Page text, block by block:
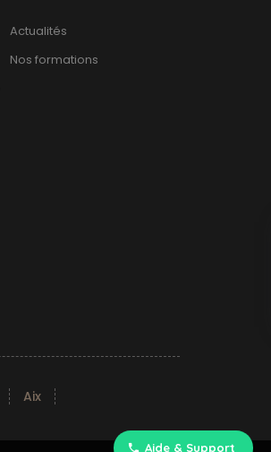
Aide & Support
Actualités
Nos formations
Aix